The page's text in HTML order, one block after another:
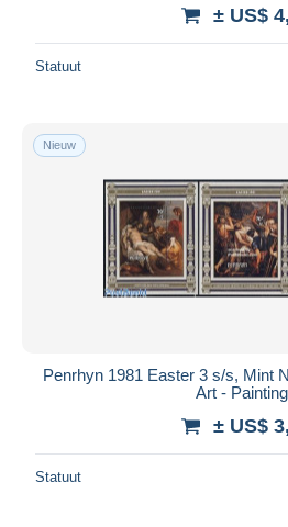
± US$
Statuut
Nieuw
Penrhyn 1981 Easter 3 s/s, Mint
Art -
± US$
Statuut